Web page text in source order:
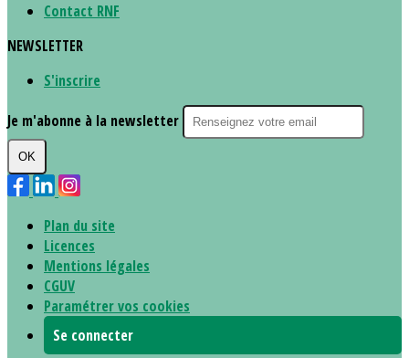
Contact RNF
NEWSLETTER
S'inscrire
Je m'abonne à la newsletter
OK
Plan du site
Licences
Mentions légales
CGUV
Paramétrer vos cookies
Se connecter